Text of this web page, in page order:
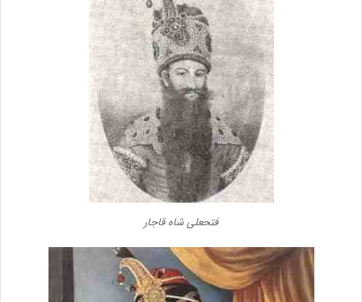
فتحعلی شاه قاجار